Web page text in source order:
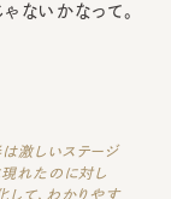
ないかなって。
激しいステージ
れたのに対し
て、わかりやす